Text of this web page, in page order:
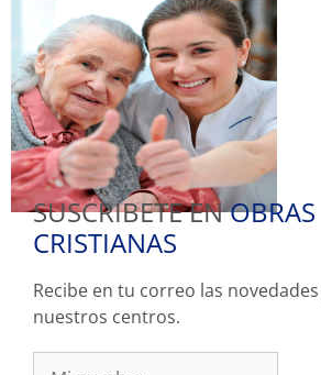
SUSCRIBETE ENOBRAS
CRISTIANAS
Recibe en tu correo las
nuestros centros.